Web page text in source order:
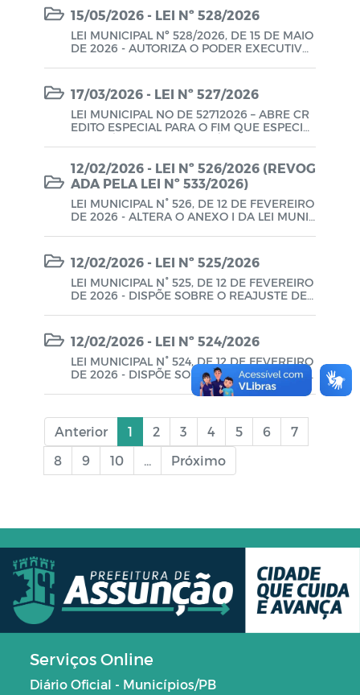
DADES DE DEFESA EM FAVOR DAS POLÍTIC
AS PÚBLICAS E INTERESSES DO MUNICÍPIO
E AUTORIZA O PODER EXECUTIVO A VINCU
LAR-SE COMO ASSOCIADO DAS ORGANIZA
ESPECIFICA E A PAGAR AS RESPECTIVAS A
15/05/2026 - LEI Nº 528/2026
LEI MUNICIPAL Nº 528/2026, DE 15 DE MAIO
DE 2026 - AUTORIZA O PODER EXECUTIVO
ÁRIOS DE SAÚDE E DÁ OUTRAS PROVIDÊN
CIAS.
17/03/2026 - LEI Nº 527/2026
LEI MUNICIPAL NO DE 52712026 – ABRE CR
EDITO ESPECIAL PARA O FIM QUE ESPECIFI
CRÉDITO ESPECIAL NO VALOR DE R$ 203.18
6,70 (DUZENTOS E TRÊS MIL, CENTO E OITE
NTA E SEIS REAIS E SETENTA CENTAVOS), D
ESTINADOS A OCORRER COM AS DESPESA
S ABAIXO DESCRITAS E CLASSIFICADAS, C
12/02/2026 - LEI Nº 526/2026 (REVOG
ADA PELA LEI Nº 533/2026)
LEI MUNICIPAL N° 526, DE 12 DE FEVEREIRO
DE 2026 - ALTERA O ANEXO I DA LEI MUNI
12/02/2026 - LEI Nº 525/2026
LEI MUNICIPAL N° 525, DE 12 DE FEVEREIRO
DE 2026 - DISPÕE SOBRE O REAJUSTE DE
DÁ OUTRAS PROVIDÊNCIAS.
12/02/2026 - LEI Nº 524/2026
LEI MUNICIPAL N° 524, DE 12 DE FEVEREIRO
DE 2026 - DISPÕE SOBRE O REAJUSTE DE
VENCIMENTOS DOS SERVIDORES AGENTES
COMUNITÁRIOS DE SAÚDE – ACS E DOS AG
IO E DÁ OUTRAS PROVIDÊNCIAS.
Anterior 1 2 3 4 5 6
7
8
9 10 ... Próximo
Serviços Online
Diário Oficial - Municípios/PB